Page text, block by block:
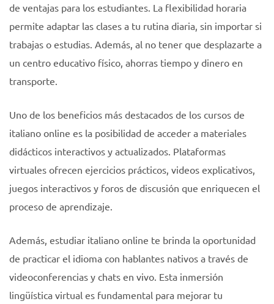
de ventajas para los estudiantes. La flexibilidad horaria
permite adaptar las clases a tu rutina diaria, sin importar si
trabajas o estudias. Además, al no tener que desplazarte a
un centro educativo físico, ahorras tiempo y dinero en
transporte.
Uno de los beneficios más destacados de los cursos de
italiano online es la posibilidad de acceder a materiales
didácticos interactivos y actualizados. Plataformas
virtuales ofrecen ejercicios prácticos, videos explicativos,
juegos interactivos y foros de discusión que enriquecen el
proceso de aprendizaje.
Además, estudiar italiano online te brinda la oportunidad
de practicar el idioma con hablantes nativos a través de
videoconferencias y chats en vivo. Esta inmersión
lingüística virtual es fundamental para mejorar tu